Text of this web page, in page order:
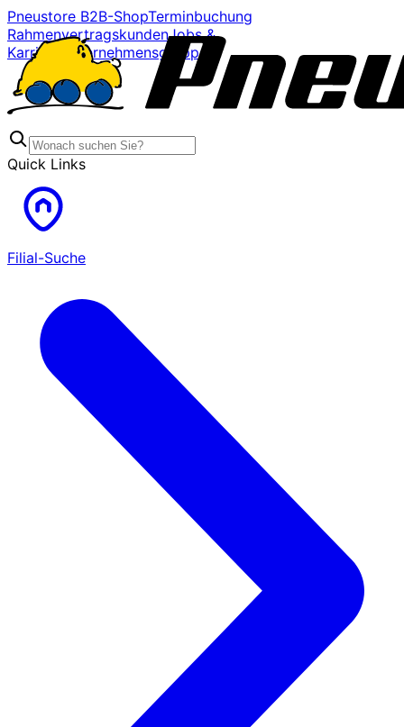
Pneustore B2B-ShopTerminbuchung
RahmenvertragskundenJobs &
Karriere
Unternehmensgruppe
Quick Links
Filial-Suche